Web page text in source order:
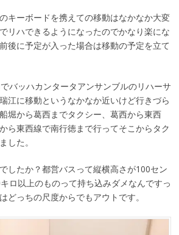
キーボードを携えての移動はなかなか大変
リハできるようになったのでかなり楽にな
後に予定が入った場合は移動の予定を立て
バッハカンタータアンサンブルのリハーサ
江に移動というなかなか近いけど行きづら
堀から葛西までタクシー、葛西から東西
ら東西線で南行徳まで行ってそこからタク
した。
したか？都営バスって縦横高さが100セン
ロ以上のものって持ち込みダメなんですっ
どっちの尺度からでもアウトです。